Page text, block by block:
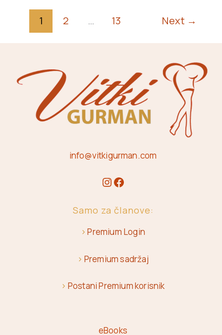
1 2 … 13 Next →
info@vitkigurman.com
Samo za članove:
>Premium Login
> Premium sadržaj
> Postani Premium korisnik
eBooks